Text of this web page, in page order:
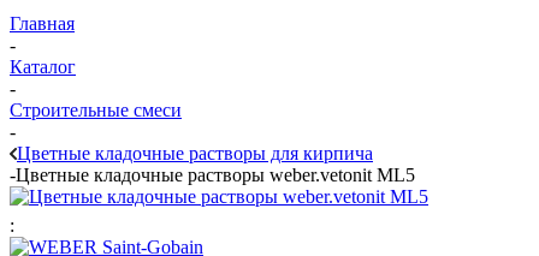
Главная
-
Каталог
-
Строительные смеси
-
Цветные кладочные растворы для кирпича
-Цветные кладочные растворы weber.vetonit ML5
: